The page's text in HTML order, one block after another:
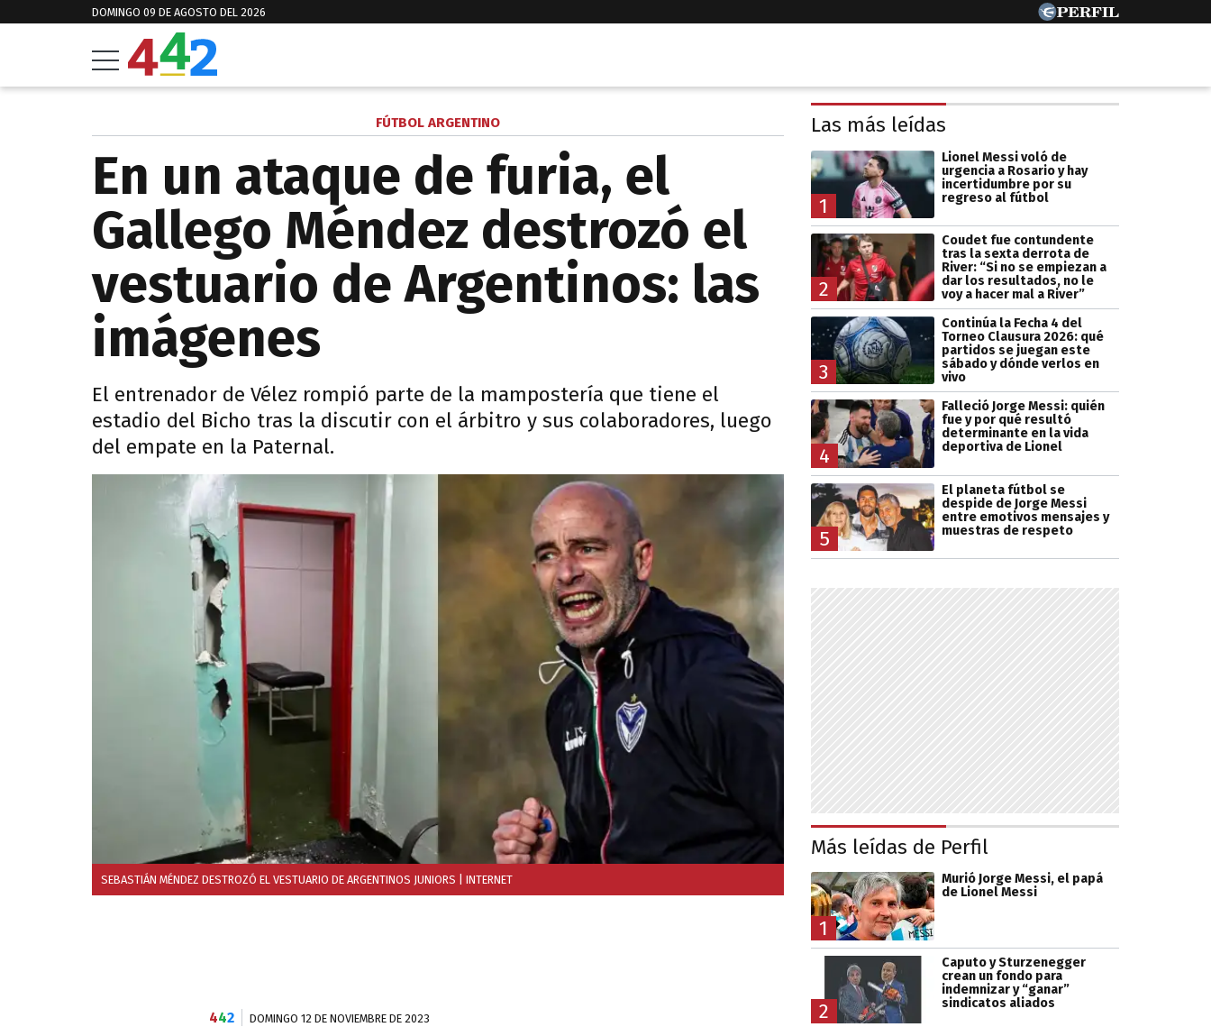
DOMINGO 09 DE AGOSTO DEL 2026
FÚTBOL ARGENTINO
En un ataque de furia, el
Gallego Méndez destrozó el
vestuario de Argentinos: las
imágenes
El entrenador de Vélez rompió parte de la mampostería que tiene el
estadio del Bicho tras la discutir con el árbitro y sus colaboradores, luego
del empate en la Paternal.
SEBASTIÁN MÉNDEZ DESTROZÓ EL VESTUARIO DE ARGENTINOS JUNIORS | INTERNET
442 DOMINGO 12 DE NOVIEMBRE DE 2023
Las más leídas
1
Lionel Messi voló de
urgencia a Rosario y hay
incertidumbre por su
regreso al fútbol
2
Coudet fue contundente
tras la sexta derrota de
River: “Si no se empiezan a
dar los resultados, no le
voy a hacer mal a River”
3
Continúa la Fecha 4 del
Torneo Clausura 2026: qué
partidos se juegan este
sábado y dónde verlos en
vivo
4
Falleció Jorge Messi: quién
fue y por qué resultó
determinante en la vida
deportiva de Lionel
5
El planeta fútbol se
despide de Jorge Messi
entre emotivos mensajes y
muestras de respeto
Más leídas de Perfil
1
Murió Jorge Messi, el papá
de Lionel Messi
2
Caputo y Sturzenegger
crean un fondo para
indemnizar y “ganar”
sindicatos aliados